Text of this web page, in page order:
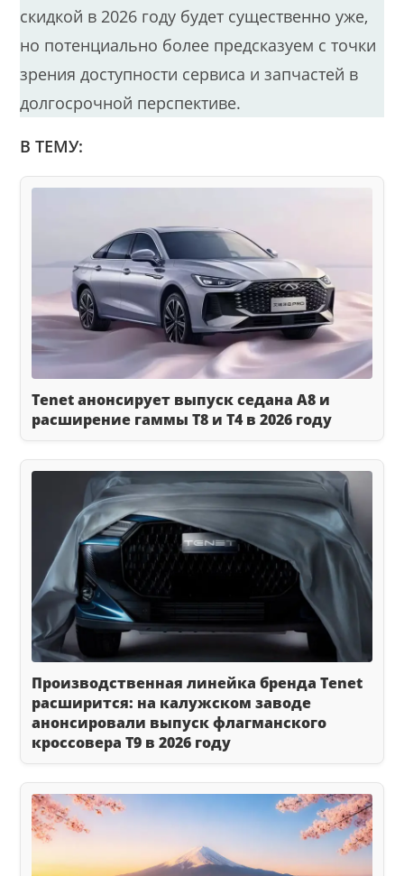
скидкой в 2026 году будет существенно уже,
но потенциально более предсказуем с точки
зрения доступности сервиса и запчастей в
долгосрочной перспективе.
В ТЕМУ:
Tenet анонсирует выпуск седана A8 и
расширение гаммы T8 и T4 в 2026 году
Производственная линейка бренда Tenet
расширится: на калужском заводе
анонсировали выпуск флагманского
кроссовера T9 в 2026 году